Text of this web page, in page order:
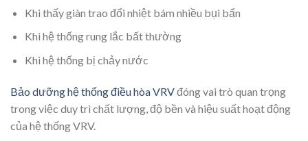
Khi thấy giàn trao đổi nhiệt bám nhiều bụi bẩn
Khi hệ thống rung lắc bất thường
Khi hệ thống bị chảy nước
Bảo dưỡng hệ thống điều hòa VRVđóng vai trò quan trọng
trong việc duy trì chất lượng, độ bền và hiệu suất hoạt động
của hệ thống VRV.